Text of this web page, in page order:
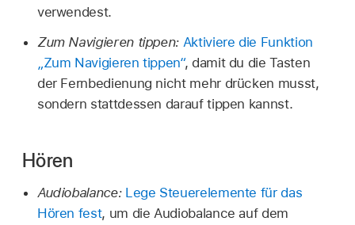
verwendest.
Zum Navigieren tippen: Aktiviere die Funktion
„Zum Navigieren tippen“, damit du die Tasten
der Fernbedienung nicht mehr drücken musst,
sondern stattdessen darauf tippen kannst.
Hören
Audiobalance: Lege Steuerelemente für das
Hören fest, um die Audiobalance auf dem